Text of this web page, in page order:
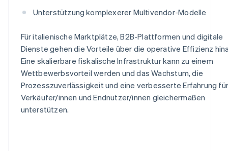
Unterstützung komplexerer Multivendor-Modelle
Für italienische Marktplätze, B2B-Plattformen und digitale
Dienste gehen die Vorteile über die operative Effizienz
Eine skalierbare fiskalische Infrastruktur kann zu einem
Wettbewerbsvorteil werden und das Wachstum, die
Prozesszuverlässigkeit und eine verbesserte Erfahrung für
Verkäufer/innen und Endnutzer/innen gleichermaßen
unterstützen.